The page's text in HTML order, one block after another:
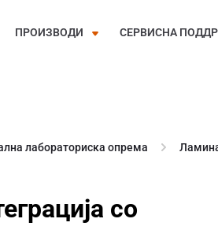
ПРОИЗВОДИ СЕРВИСНА
лабораториска опрема
со